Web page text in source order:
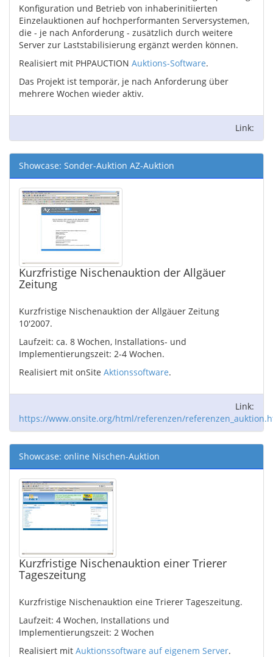
Konfiguration und Betrieb von inhaberinitiierten
Einzelauktionen auf hochperformanten Serversystemen,
die - je nach Anforderung - zusätzlich durch weitere
Server zur Laststabilisierung ergänzt werden können.
Realisiert mit PHPAUCTION Auktions-Software.
Das Projekt ist temporär, je nach Anforderung über
mehrere Wochen wieder aktiv.
Link:
Showcase: Sonder-Auktion AZ-Auktion
Kurzfristige Nischenauktion der Allgäuer
Zeitung
Kurzfristige Nischenauktion der Allgäuer Zeitung
10'2007.
Laufzeit: ca. 8 Wochen, Installations- und
Implementierungszeit: 2-4 Wochen.
Realisiert mit onSite Aktionssoftware.
Link:
https://www.onsite.org/html/referenzen/
Showcase: online Nischen-Auktion
Kurzfristige Nischenauktion einer Trierer
Tageszeitung
Kurzfristige Nischenauktion eine Trierer Tageszeitung.
Laufzeit: 4 Wochen, Installations und
Implementierungszeit: 2 Wochen
Realisiert mit Auktionssoftware auf eigenem Server.